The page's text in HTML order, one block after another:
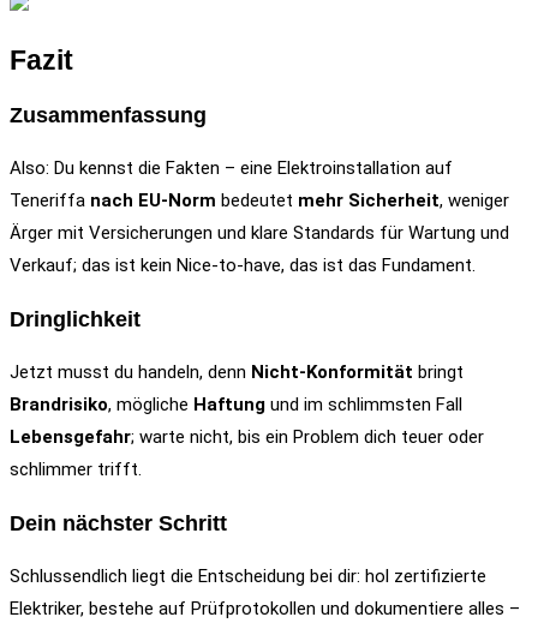
Fazit
Zusammenfassung
Also: Du kennst die Fakten – eine Elektroinstallation auf
Teneriffa nach EU‑Norm bedeutet mehr Sicherheit, weniger
Ärger mit Versicherungen und klare Standards für Wartung und
Verkauf; das ist kein Nice‑to‑have, das ist das Fundament.
Dringlichkeit
Jetzt musst du handeln, denn Nicht‑Konformität bringt
Brandrisiko, mögliche Haftung und im schlimmsten Fall
Lebensgefahr; warte nicht, bis ein Problem dich teuer oder
schlimmer trifft.
Dein nächster Schritt
Schlussendlich liegt die Entscheidung bei dir: hol zertifizierte
Elektriker, bestehe auf Prüfprotokollen und dokumentiere alles –